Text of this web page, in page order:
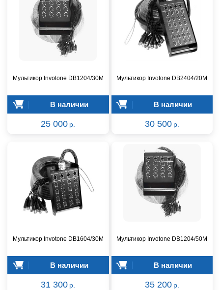
Мультикор Invotone DB1204/30M
В наличии
25 000 р.
Мультикор Invotone DB2404/20M
В наличии
30 500 р.
Мультикор Invotone DB1604/30M
В наличии
31 300 р.
Мультикор Invotone DB1204/50M
В наличии
35 200 р.